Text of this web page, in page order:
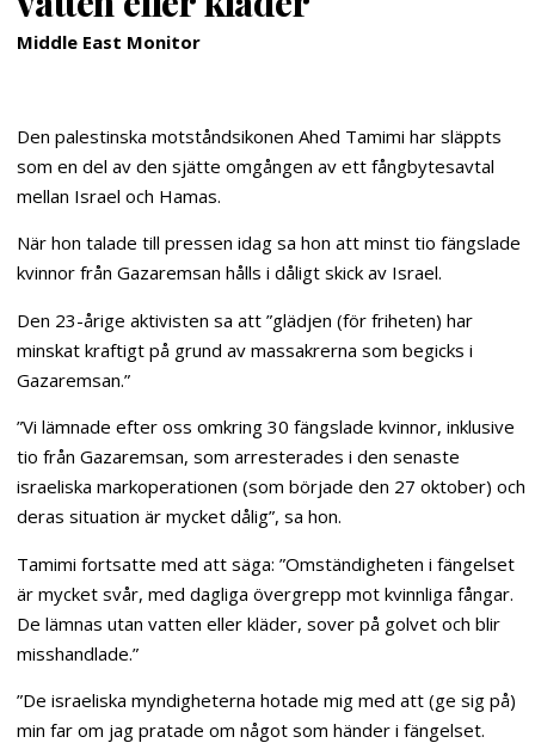
Middle East Monitor
Den palestinska motståndsikonen Ahed Tamimi har släppts
som en del av den sjätte omgången av ett fångbytesavtal
mellan Israel och Hamas.
När hon talade till pressen idag sa hon att minst tio fängslade
kvinnor från Gazaremsan hålls i dåligt skick av Israel.
Den 23-årige aktivisten sa att ”glädjen (för friheten) har
minskat kraftigt på grund av massakrerna som begicks i
Gazaremsan.”
”Vi lämnade efter oss omkring 30 fängslade kvinnor, inklusive
tio från Gazaremsan, som arresterades i den senaste
israeliska markoperationen (som började den 27 oktober) och
deras situation är mycket dålig”, sa hon.
Tamimi fortsatte med att säga: ”Omständigheten i fängelset
är mycket svår, med dagliga övergrepp mot kvinnliga fångar.
De lämnas utan vatten eller kläder, sover på golvet och blir
misshandlade.”
”De israeliska myndigheterna hotade mig med att (ge sig på)
min far om jag pratade om något som händer i fängelset.